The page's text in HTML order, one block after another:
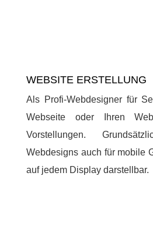
WEBSITE ERSTELLUNG
Als Profi-Webdesigner für
Webseite oder Ihren
Vorstellungen.
Webdesigns auch für mobile
auf jedem Display darstellbar.